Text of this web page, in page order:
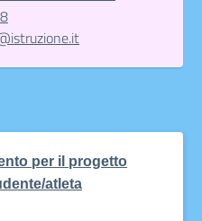
per il progetto
atleta